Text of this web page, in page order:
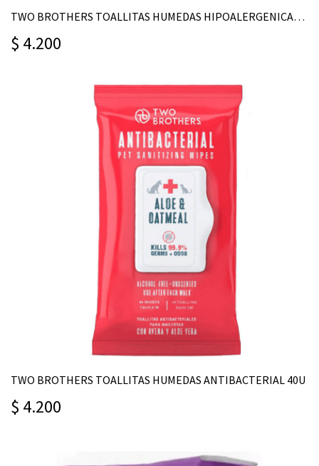
TWO BROTHERS TOALLITAS HUMEDAS HIPOALERGENICAS 40U
$ 4.200
TWO BROTHERS TOALLITAS HUMEDAS ANTIBACTERIAL 40U
$ 4.200